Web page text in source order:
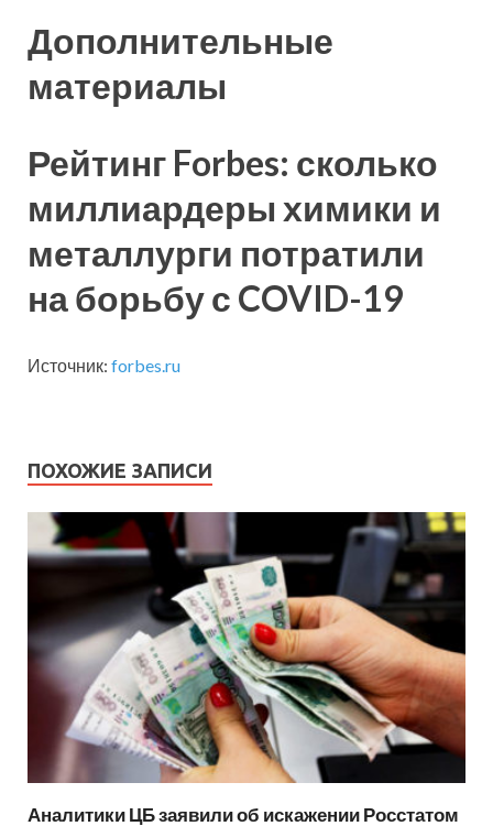
Дополнительные
материалы
Рейтинг Forbes: сколько
миллиардеры химики и
металлурги потратили
на борьбу с COVID-19
Источник: forbes.ru
ПОХОЖИЕ ЗАПИСИ
Аналитики ЦБ заявили об искажении Росстатом